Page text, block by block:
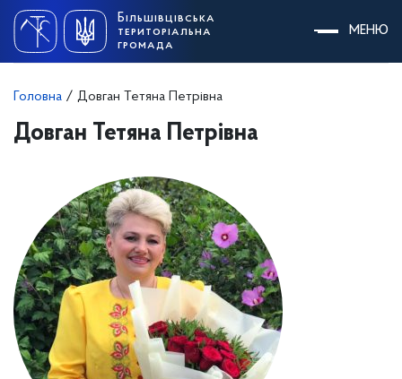
content
Більшівцівська
територіальна
громада
МЕНЮ
Головна / Довган Тетяна Петрівна
Довган Тетяна Петрівна